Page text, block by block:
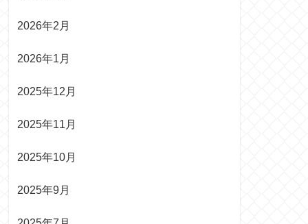
2026年2月
2026年1月
2025年12月
2025年11月
2025年10月
2025年9月